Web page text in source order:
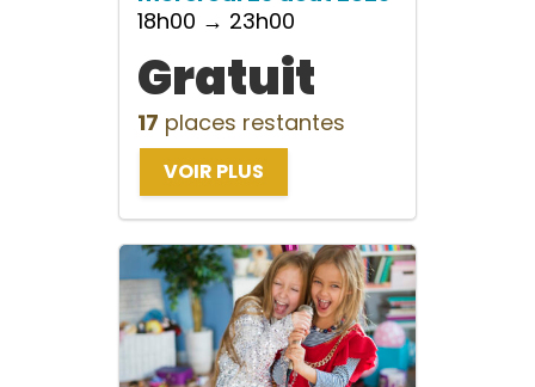
18h00 → 23h00
Gratuit
17 places restantes
VOIR PLUS